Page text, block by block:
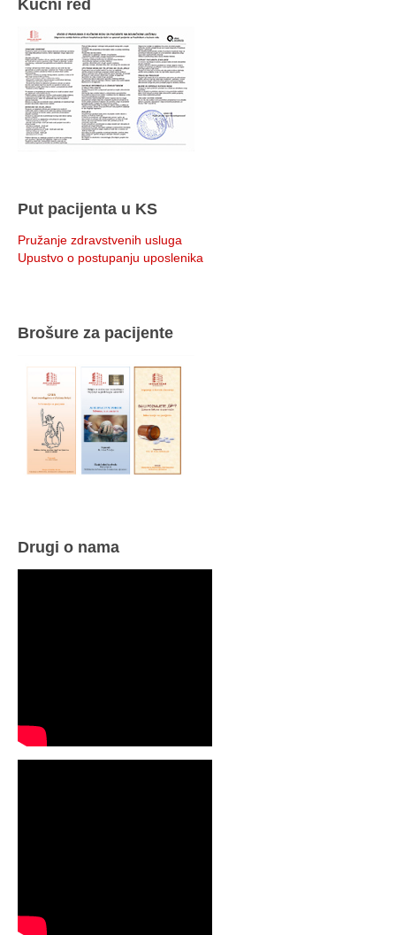
Kućni red
Put pacijenta u KS
Pružanje zdravstvenih usluga
Upustvo o postupanju uposlenika
Brošure za pacijente
Drugi o nama